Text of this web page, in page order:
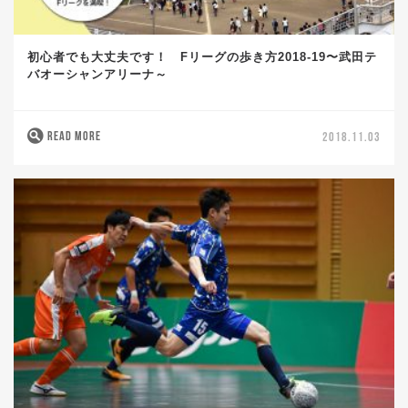
初心者でも大丈夫です！ Fリーグの歩き方2018-19〜武田テ
バオーシャンアリーナ～
READ MORE 2018.11.03